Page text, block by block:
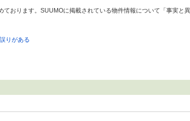
おります。SUUMOに掲載されている物件情報について「事実
りがある